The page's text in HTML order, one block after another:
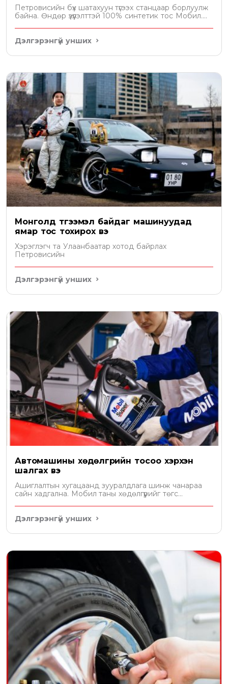
Петровисийн бүх шатахуун түгээх станцаар борлуулж
байна. Өндөр үзүүлэлттэй 100% синтетик тос Мобил....
Дэлгэрэнгүй унших
Монголд түгээмэл байдаг машинуудад
ямар тос тохирох вэ
Хэрэглэгч та Улаанбаатар хотод байрлах
Петровисийн
Дэлгэрэнгүй унших
Автомашины хөдөлгүүрийн тосоо хэрхэн
шалгах вэ
Ашиглалтын хугацаанд зууралдлага шинж чанараа
сайн хадгална. Мобил таны хөдөлгүүрийг төгс
Дэлгэрэнгүй унших